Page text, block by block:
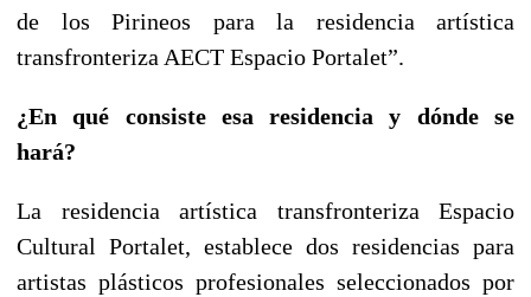
de los Pirineos para la residencia artística
transfronteriza AECT Espacio Portalet”.
¿En qué consiste esa residencia y dónde se
hará?
La residencia artística transfronteriza Espacio
Cultural Portalet, establece dos residencias para
artistas plásticos profesionales seleccionados por